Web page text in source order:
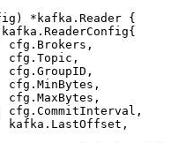
) * kafka . Reader {
kafka . ReaderConfig{
cfg.Brokers,
cfg.Topic,
cfg.GroupID,
cfg.MinBytes,
cfg.MaxBytes,
cfg.CommitInterval,
kafka.LastOffset,